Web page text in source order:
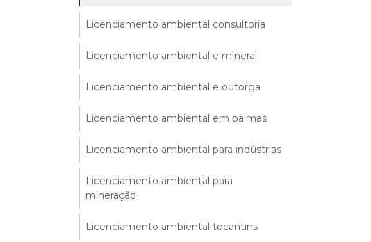
Licenciamento ambiental consultoria
Licenciamento ambiental e mineral
Licenciamento ambiental e outorga
Licenciamento ambiental em palmas
Licenciamento ambiental para indústrias
Licenciamento ambiental para
mineração
Licenciamento ambiental tocantins